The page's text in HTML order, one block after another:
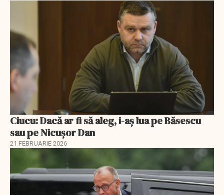
Ciucu: Dacă ar fi să aleg, i-aș lua pe Băsescu
sau pe Nicușor Dan
21 FEBRUARIE 2026